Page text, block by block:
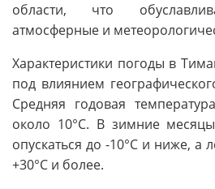
области, что
атмосферные и
Характеристики погоды в
под влиянием
Средняя годовая
около 10°C. В зимние
опускаться до -10°C и ниже, а
+30°C и более.